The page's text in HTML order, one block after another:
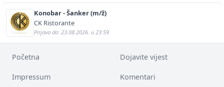
Konobar - Šanker (m/ž)
CK Ristorante
Prijava do: 23.08.2026. u 23:59
Početna Dojavite vijest
Impressum Komentari